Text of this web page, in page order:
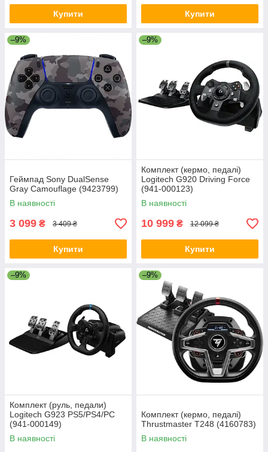
Купити Купити
–9%
Геймпад Sony DualSense
Gray Camouflage (9423799)
В наявності
3 099 ₴ 3 409 ₴
Купити
–9%
Комплект (кермо, педалі)
Logitech G920 Driving Force
(941-000123)
В наявності
10 999 ₴ 12 099 ₴
Купити
–9%
Комплект (руль, педали)
Logitech G923 PS5/PS4/PC
(941-000149)
В наявності
–9%
Комплект (кермо, педалі)
Thrustmaster T248 (4160783)
В наявності